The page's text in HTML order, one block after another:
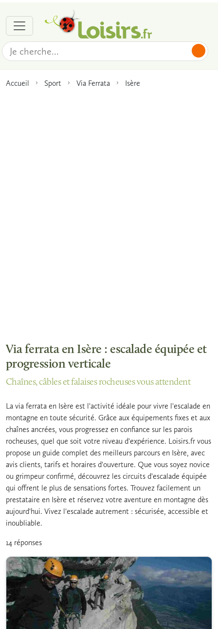
Accueil Sport Via Ferrata Isère
Via ferrata en Isère : escalade équipée et
progression verticale
Chaînes, câbles et falaises rocheuses vous attendent
La via ferrata en Isère est l'activité idéale pour vivre l'escalade en
montagne en toute sécurité. Grâce aux équipements fixes et aux
chaînes ancrées, vous progressez en confiance sur les parois
rocheuses, quel que soit votre niveau d'expérience. Loisirs.fr vous
propose un guide complet des meilleurs parcours en Isère, avec
avis clients, tarifs et horaires d'ouverture. Que vous soyez novice
ou grimpeur confirmé, découvrez les circuits d'escalade équipée
qui offrent le plus de sensations fortes. Trouvez facilement un
prestataire en Isère et réservez votre aventure en montagne dès
aujourd'hui. Vivez l'escalade autrement : sécurisée, accessible et
inoubliable.
14 réponses